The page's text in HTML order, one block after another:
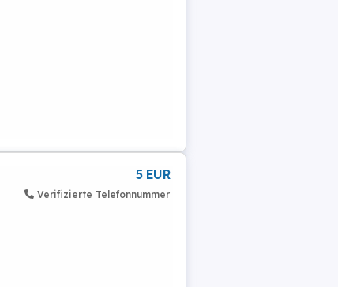
5 EUR
Verifizierte Telefonnummer